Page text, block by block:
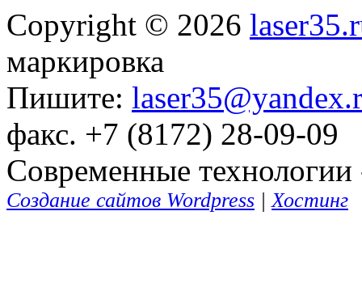
Copyright © 2026
маркировка
Пишите:
факс. +7 (8172) 28-09-09
Современные технологии
Создание сайтов Wordpress |Хостинг